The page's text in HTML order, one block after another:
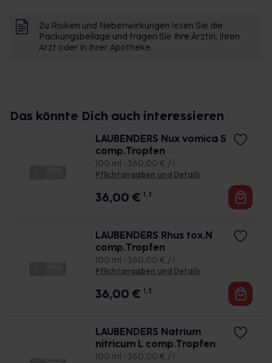
Zu Risiken und Nebenwirkungen lesen Sie die
Packungsbeilage und fragen Sie Ihre Ärztin, Ihren
Arzt oder in Ihrer Apotheke.
Das könnte Dich auch interessieren
LAUBENDERS Nux vomica S
comp.Tropfen
100 ml • 360,00 € / l
Pflichtangaben und Details
36,00 € 1, 3
LAUBENDERS Rhus tox.N
comp.Tropfen
100 ml • 360,00 € / l
Pflichtangaben und Details
36,00 € 1, 3
LAUBENDERS Natrium
nitricum L comp.Tropfen
100 ml • 360,00 € / l